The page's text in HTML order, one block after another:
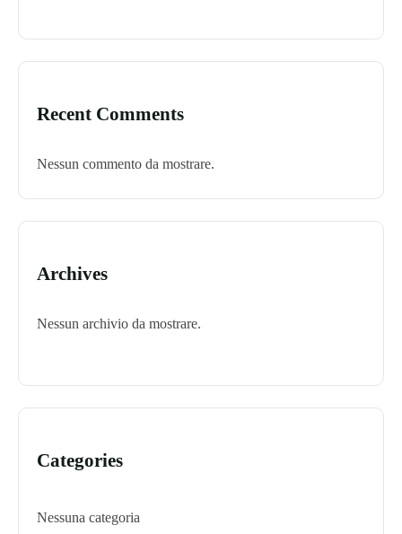
Recent Comments
Nessun commento da mostrare.
Archives
Nessun archivio da mostrare.
Categories
Nessuna categoria